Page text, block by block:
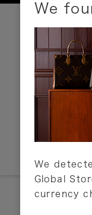
We
We
Global
currency